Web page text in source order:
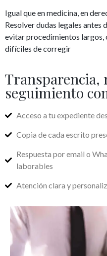
Igual que en medicina, en
Resolver dudas legales antes
evitar procedimientos largos,
difíciles de corregir
Transparencia,
seguimiento
Acceso a tu expediente
Copia de cada escrito
Respuesta por email o
laborables
Atención clara y